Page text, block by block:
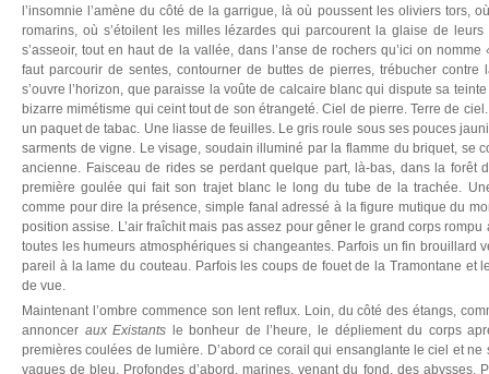
l’insomnie l’amène du côté de la garrigue, là où poussent les oliviers tors,
romarins, où s’étoilent les milles lézardes qui parcourent la glaise de
s’asseoir, tout en haut de la vallée, dans l’anse de rochers qu’ici on nomme
faut parcourir de sentes, contourner de buttes de pierres, trébucher
s’ouvre l’horizon, que paraisse la voûte de calcaire blanc qui dispute sa
bizarre mimétisme qui ceint tout de son étrangeté. Ciel de pierre. Terre de
un paquet de tabac. Une liasse de feuilles. Le gris roule sous ses pouces
sarments de vigne. Le visage, soudain illuminé par la flamme du briquet, se
ancienne. Faisceau de rides se perdant quelque part, là-bas, dans la forêt
première goulée qui fait son trajet blanc le long du tube de la trachée.
comme pour dire la présence, simple fanal adressé à la figure mutique du
position assise. L’air fraîchit mais pas assez pour gêner le grand corps
toutes les humeurs atmosphériques si changeantes. Parfois un fin brouillard
pareil à la lame du couteau. Parfois les coups de fouet de la Tramontane et
de vue.
Maintenant l’ombre commence son lent reflux. Loin, du côté des étangs,
annoncer aux Existants le bonheur de l’heure, le dépliement du corps
premières coulées de lumière. D’abord ce corail qui ensanglante le ciel et
vagues de bleu. Profondes d’abord, marines, venant du fond, des abysses.